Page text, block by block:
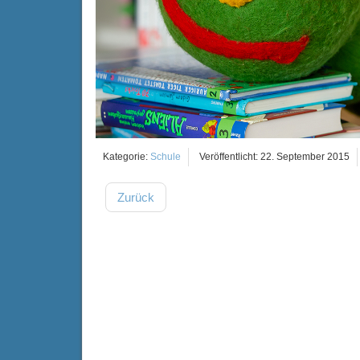
Kategorie: Schule Veröffentlicht: 22. September 2015
Zurück